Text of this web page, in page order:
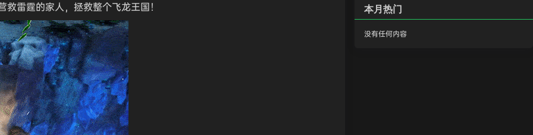
雷霆的家人，拯救整个飞龙王国！ 本月热门
没有任何内容